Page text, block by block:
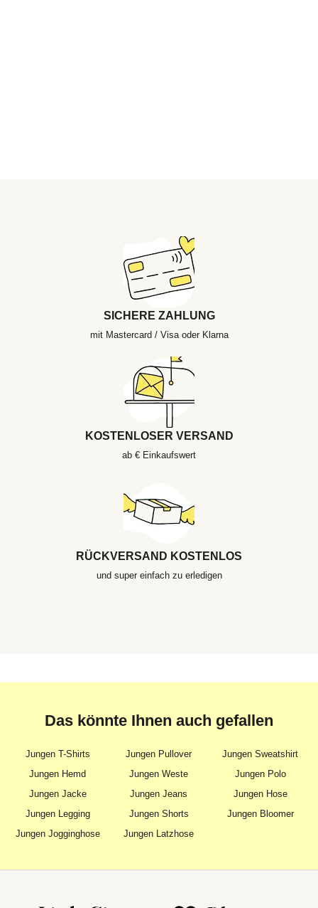
SICHERE ZAHLUNG
mit Mastercard / Visa oder Klarna
KOSTENLOSER VERSAND
ab € Einkaufswert
RÜCKVERSAND KOSTENLOS
und super einfach zu erledigen
Das könnte Ihnen auch gefallen
Jungen T-Shirts Jungen Pullover
Jungen Sweatshirt
Jungen Hemd
Jungen Weste
Jungen Polo
Jungen Jacke
Jungen Jeans
Jungen Hose
Jungen Legging
Jungen Shorts
Jungen Bloomer
Jungen Jogginghose
Jungen Latzhose